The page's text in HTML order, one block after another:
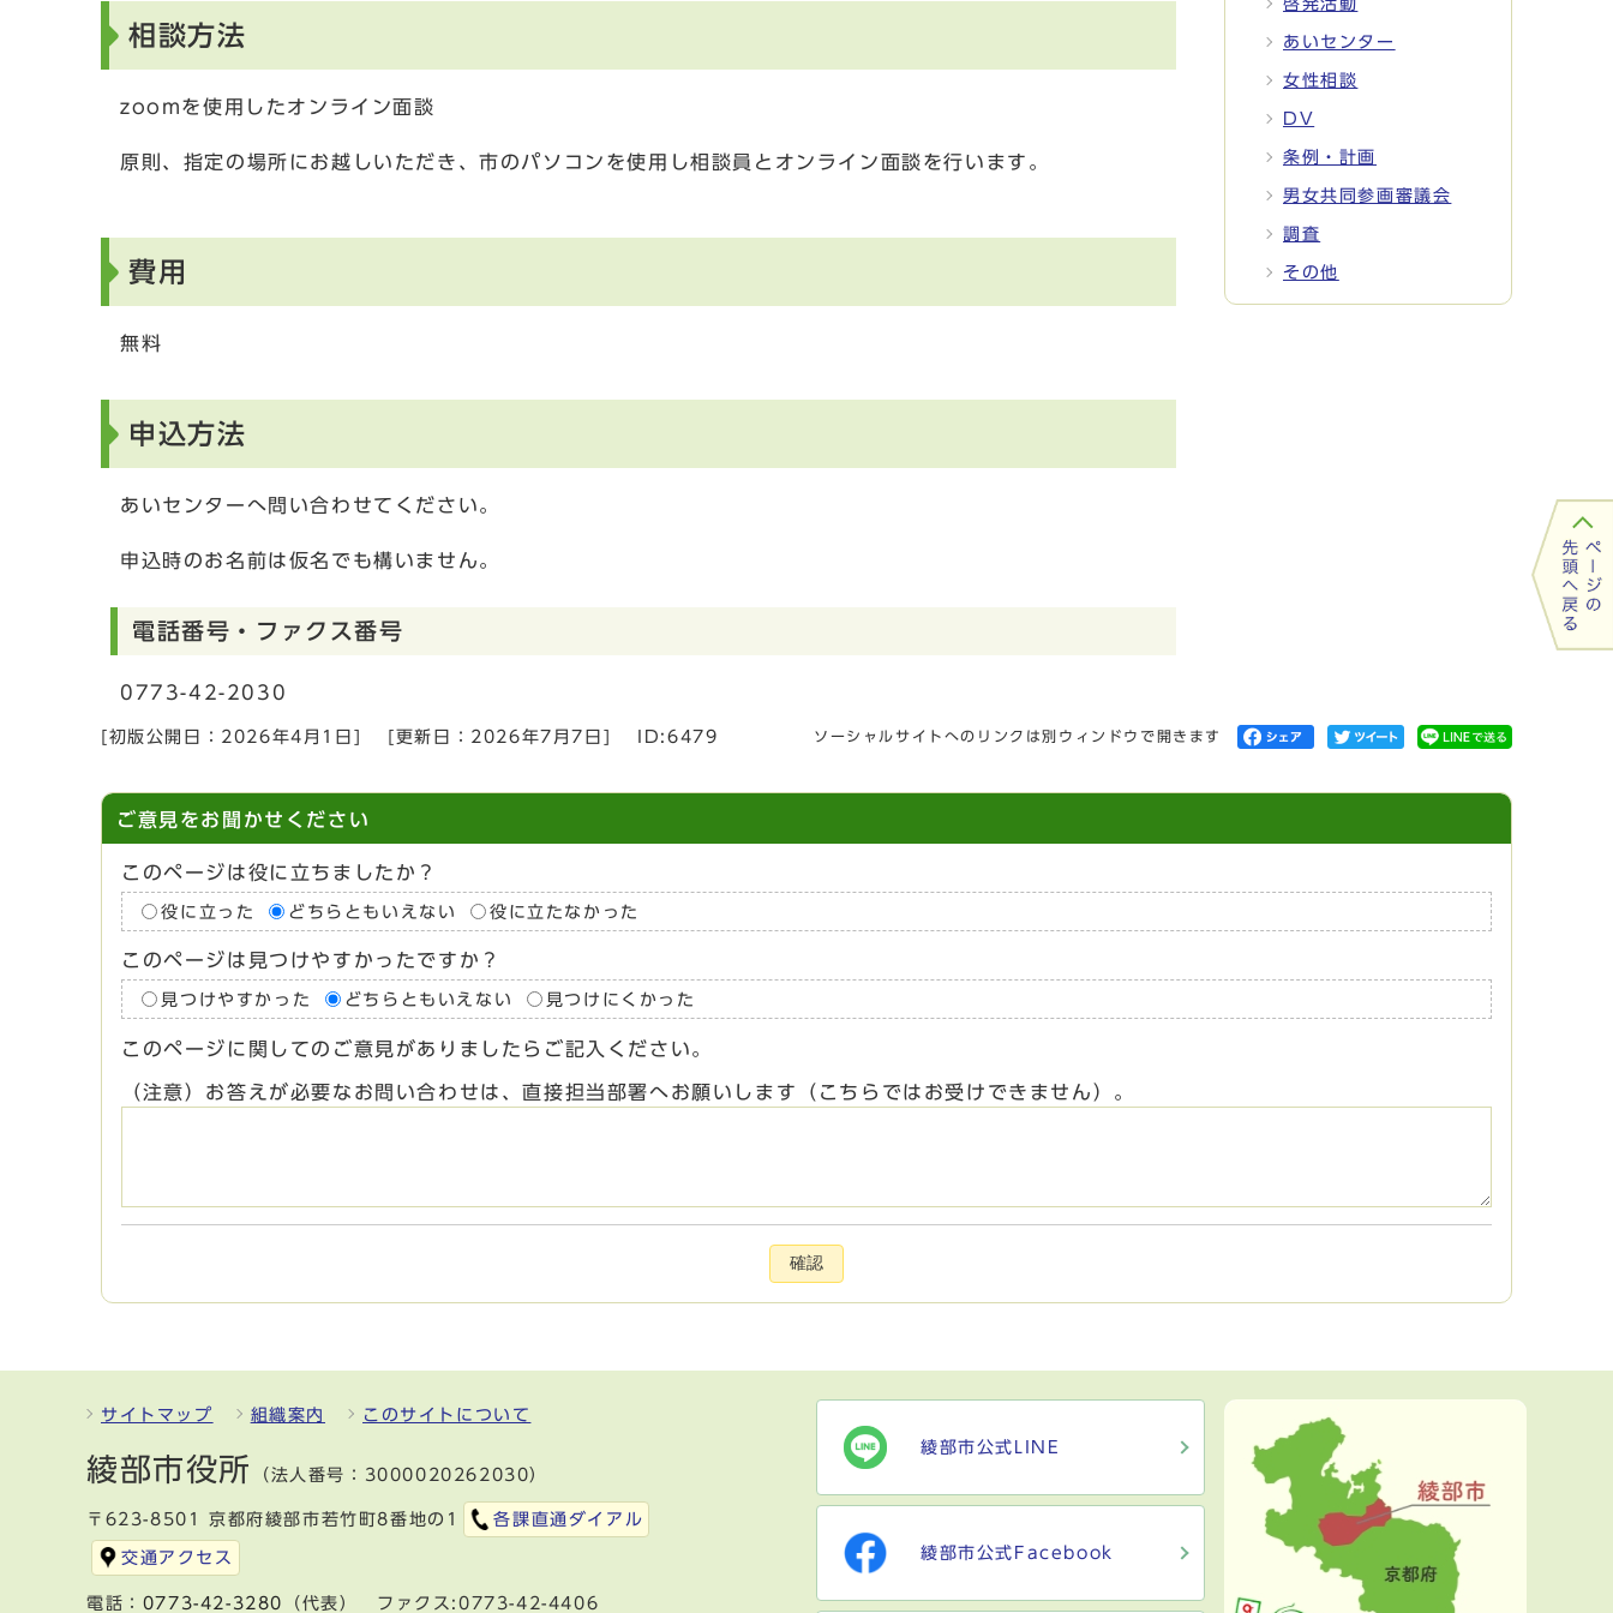
相談方法
zoomを使用したオンライン面談
原則、指定の場所にお越しいただき、市のパソコンを使用し相談員とオンライン面談を行います。
費用
無料
申込方法
あいセンターへ問い合わせてください。
申込時のお名前は仮名でも構いません。
電話番号・ファクス番号
0773-42-2030
啓発活動
あいセンター
女性相談
DV
条例・計画
男女共同参画審議会
調査
その他
[初版公開日： 2026年4月1日 [更新日： 2026年7月7日 ID:6479 ソーシャルサイトへのリンクは別ウィンドウで開きます
ご意見をお聞かせください
このページは役に立ちましたか？
役に立った どちらともいえない 役に立たなかった
このページは見つけやすかったですか？
見つけやすかった どちらともいえない 見つけにくかった
このページに関してのご意見がありましたらご記入ください。
（注意）お答えが必要なお問い合わせは、直接担当部署へお願いします（こちらではお受けできません）。
確認
サイトマップ 組織案内 このサイトについて
綾部市役所 （法人番号：3000020262030）
〒623-8501 京都府綾部市若竹町8番地の1 各課直通ダイアル
交通アクセス
電話： 0773-42-3280 （代表） ファクス:0773-42-4406
綾部市公式LINE
綾部市公式Facebook